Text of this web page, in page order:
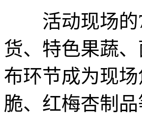
活动现场的
货、特色果蔬
布环节成为现
脆、红梅杏制